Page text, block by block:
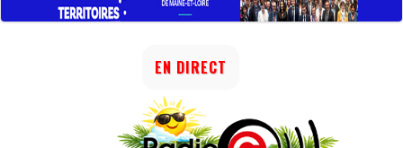
EN DIRECT